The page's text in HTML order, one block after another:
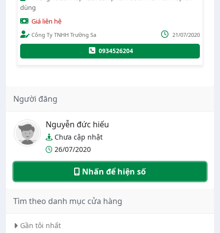
Giá liên hệ
Công Ty TNHH Trường Sa 21/07/2020
0934526204
Người đăng
Nguyễn đức hiếu
Chưa cập nhật
26/07/2020
Nhấn để hiện số
Tìm theo danh mục cửa hàng
Gần tôi nhất